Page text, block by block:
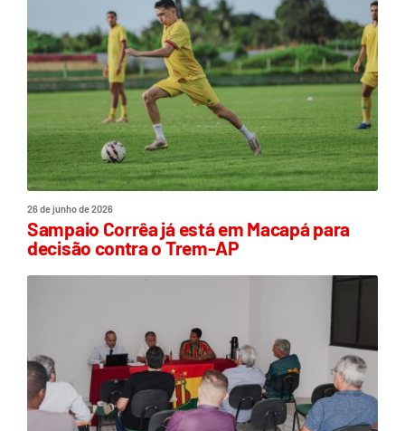
26 de junho de 2026
Sampaio Corrêa já está em Macapá para
decisão contra o Trem-AP